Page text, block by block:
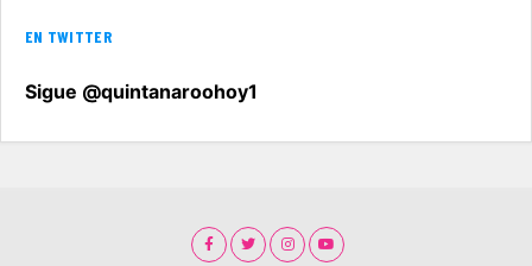
EN TWITTER
Sigue @quintanaroohoy1